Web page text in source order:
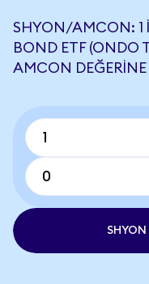
SHYON/AMCON: 1
BOND ETF (ONDO
AMCON DEĞERINE